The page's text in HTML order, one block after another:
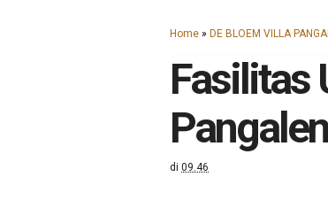
Home » DE BLOEM VILLA
Fasilitas
di 09.46